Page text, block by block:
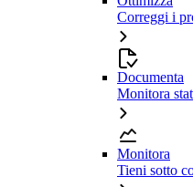
Correggi i
Documenta
Monitora
Monitora
Tieni sotto